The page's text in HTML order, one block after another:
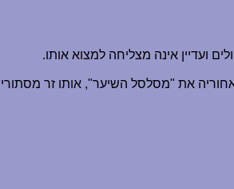
ועדיין אינה מצליחה למצוא אותו.
את "מסלסל השיער", אותו זר